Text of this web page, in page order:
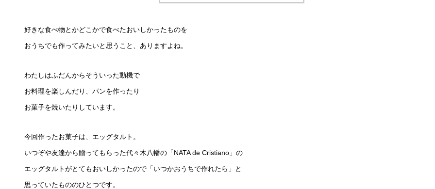
好きな食べ物とかどこかで食べたおいしかったものを
おうちでも作ってみたいと思うこと、ありますよね。
わたしはふだんからそういった動機で
お料理を楽しんだり、パンを作ったり
お菓子を焼いたりしています。
今回作ったお菓子は、エッグタルト。
いつぞや友達から贈ってもらった代々木八幡の「NATA de Cristiano」の
エッグタルトがとてもおいしかったので「いつかおうちで作れたら」と
思っていたもののひとつです。